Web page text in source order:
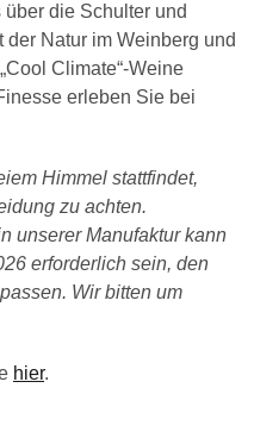
die Schulter und
Natur im Weinberg und
Climate“-Weine
erleben Sie bei
Himmel stattfindet,
zu achten.
unserer Manufaktur kann
erforderlich sein, den
Wir bitten um
hier.